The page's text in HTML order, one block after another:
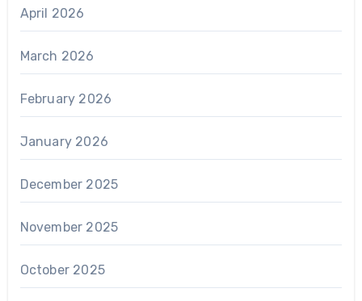
April 2026
March 2026
February 2026
January 2026
December 2025
November 2025
October 2025